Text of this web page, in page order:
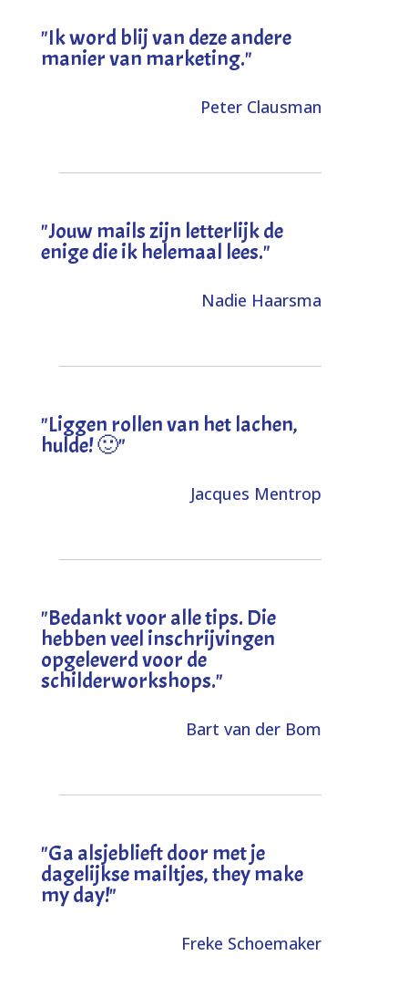
"Ik word blij van deze andere
manier van marketing."
Peter Clausman
"Jouw mails zijn letterlijk de
enige die ik helemaal lees."
Nadie Haarsma
"Liggen rollen van het lachen,
hulde! 🙂"
Jacques Mentrop
"Bedankt voor alle tips. Die
hebben veel inschrijvingen
opgeleverd voor de
schilderworkshops."
Bart van der Bom
"Ga alsjeblieft door met je
dagelijkse mailtjes, they make
my day!"
Freke Schoemaker